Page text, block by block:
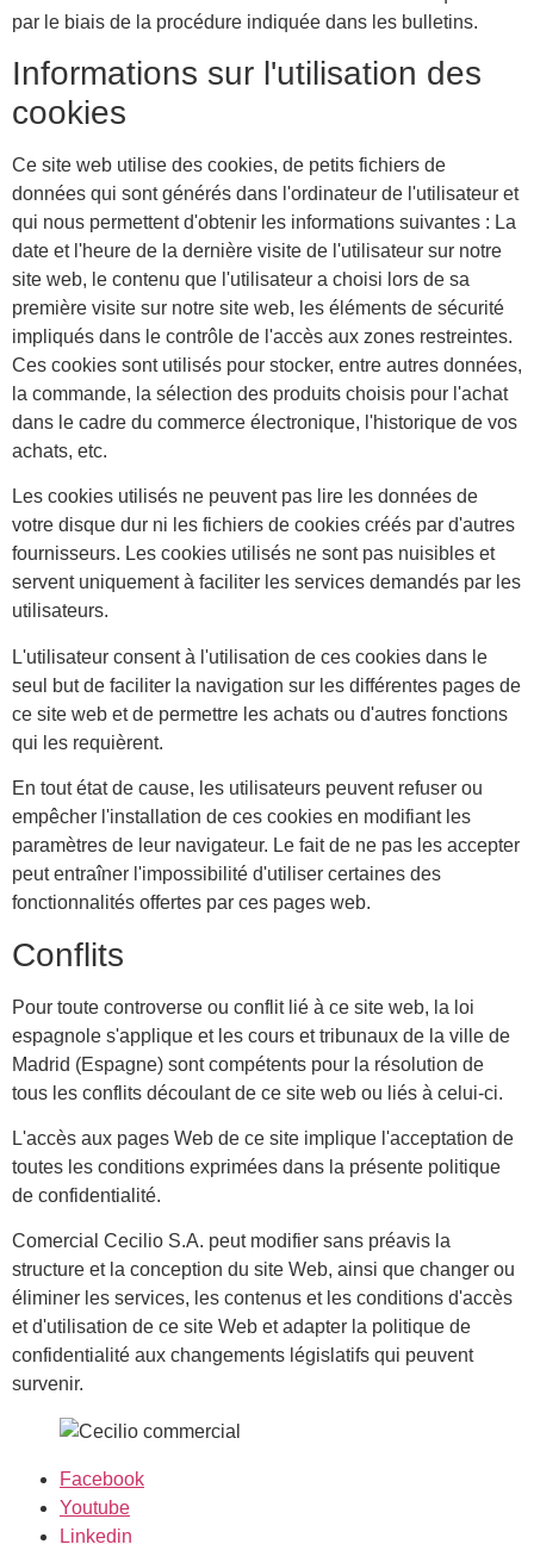
par le biais de la procédure indiquée dans les bulletins.
Informations sur l'utilisation des
cookies
Ce site web utilise des cookies, de petits fichiers de
données qui sont générés dans l'ordinateur de l'utilisateur et
qui nous permettent d'obtenir les informations suivantes : La
date et l'heure de la dernière visite de l'utilisateur sur notre
site web, le contenu que l'utilisateur a choisi lors de sa
première visite sur notre site web, les éléments de sécurité
impliqués dans le contrôle de l'accès aux zones restreintes.
Ces cookies sont utilisés pour stocker, entre autres données,
la commande, la sélection des produits choisis pour l'achat
dans le cadre du commerce électronique, l'historique de vos
achats, etc.
Les cookies utilisés ne peuvent pas lire les données de
votre disque dur ni les fichiers de cookies créés par d'autres
fournisseurs. Les cookies utilisés ne sont pas nuisibles et
servent uniquement à faciliter les services demandés par les
utilisateurs.
L'utilisateur consent à l'utilisation de ces cookies dans le
seul but de faciliter la navigation sur les différentes pages de
ce site web et de permettre les achats ou d'autres fonctions
qui les requièrent.
En tout état de cause, les utilisateurs peuvent refuser ou
empêcher l'installation de ces cookies en modifiant les
paramètres de leur navigateur. Le fait de ne pas les accepter
peut entraîner l'impossibilité d'utiliser certaines des
fonctionnalités offertes par ces pages web.
Conflits
Pour toute controverse ou conflit lié à ce site web, la loi
espagnole s'applique et les cours et tribunaux de la ville de
Madrid (Espagne) sont compétents pour la résolution de
tous les conflits découlant de ce site web ou liés à celui-ci.
L'accès aux pages Web de ce site implique l'acceptation de
toutes les conditions exprimées dans la présente politique
de confidentialité.
Comercial Cecilio S.A. peut modifier sans préavis la
structure et la conception du site Web, ainsi que changer ou
éliminer les services, les contenus et les conditions d'accès
et d'utilisation de ce site Web et adapter la politique de
confidentialité aux changements législatifs qui peuvent
survenir.
Facebook
Youtube
Linkedin